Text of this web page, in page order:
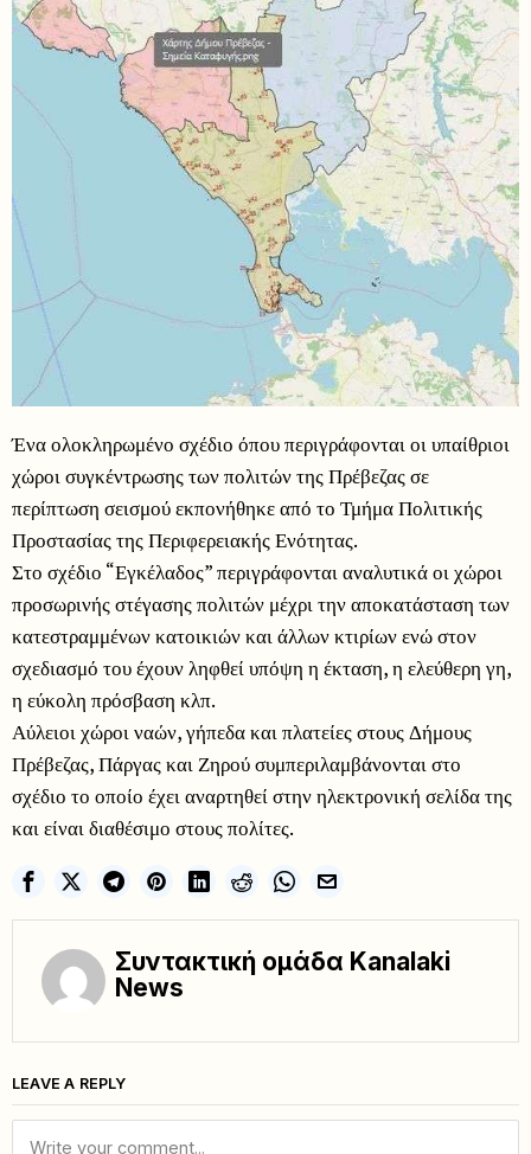
Ένα ολοκληρωμένο σχέδιο όπου περιγράφονται οι υπαίθριοι
χώροι συγκέντρωσης των πολιτών της Πρέβεζας σε
περίπτωση σεισμού εκπονήθηκε από το Τμήμα Πολιτικής
Προστασίας της Περιφερειακής Ενότητας.
Στο σχέδιο “Εγκέλαδος” περιγράφονται αναλυτικά οι χώροι
προσωρινής στέγασης πολιτών μέχρι την αποκατάσταση των
κατεστραμμένων κατοικιών και άλλων κτιρίων ενώ στον
σχεδιασμό του έχουν ληφθεί υπόψη η έκταση, η ελεύθερη γη,
η εύκολη πρόσβαση κλπ.
Αύλειοι χώροι ναών, γήπεδα και πλατείες στους Δήμους
Πρέβεζας, Πάργας και Ζηρού συμπεριλαμβάνονται στο
σχέδιο το οποίο έχει αναρτηθεί στην ηλεκτρονική σελίδα της
και είναι διαθέσιμο στους πολίτες.
Συντακτική ομάδα Kanalaki
News
LEAVE A REPLY